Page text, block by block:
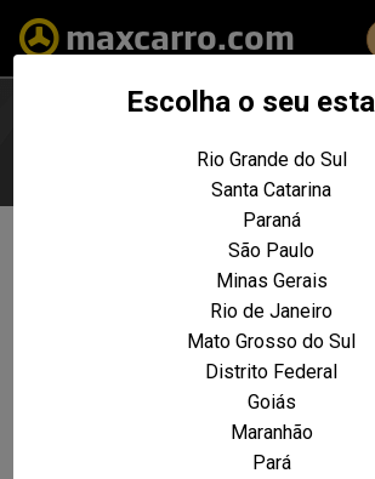
Escolha o seu
Rio Grande do Sul
Santa Catarina
Paraná
São Paulo
Minas Gerais
Rio de Janeiro
Mato Grosso do Sul
Distrito Federal
Goiás
Maranhão
Pará
Não foram encontrados
para a sua pesquisa:
850CSi 5.6 24V
REALIZE UMA NOVA PESQUISA E TENTE ENCONTRAR